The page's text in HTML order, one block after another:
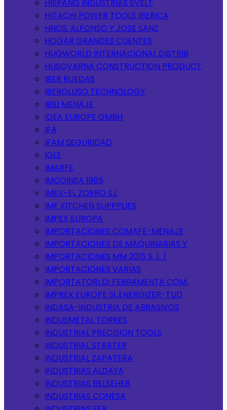
HISPANO INDUSTRIAS SVELT
HITACHI POWER TOOLS IBERICA
HNOS. ALFONSO Y JOSE SANZ
HOGAR GRANDES CLIENTES
HUGWORLD INTERNACIONAL DISTRIB
HUSQVARNA CONSTRUCTION PRODUCT
IBER RUEDAS
IBEROLUSO TECHNOLOGY
IBILI MENAJE
IDEA EUROPE GMBH
IFA
IFAM SEGURIDAD
IGLE
IMARFE
IMCOINSA 1985
IMEX-EL ZORRO S.L
IMF KITCHEN SUPPPLIES
IMPEX EUROPA
IMPORTACIONES COMAFE-MENAJE
IMPORTACIONES DE MAQUINARIAS Y
IMPORTACIONES MM 2015 S, L. (
IMPORTACIONES VARIAS
IMPORTATORI DI FERRAMENTA COM.
IMPREX EUROPE SL.ENERGIZER-TUD
INDASA-INDUSTRIA DE ABRASIVOS
INDUSMETAL TORRES
INDUSTRIAL PRECISION TOOLS
INDUSTRIAL STARTER
INDUSTRIAL ZAPATERA
INDUSTRIAS ALDAYA
INDUSTRIAS BELSEHER
INDUSTRIAS CONESA